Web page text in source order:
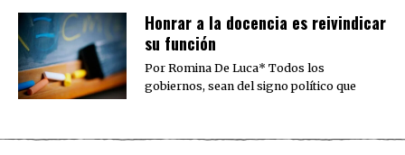
​Honrar a la docencia es reivindicar
su función
Por Romina De Luca* Todos los
gobiernos, sean del signo político que